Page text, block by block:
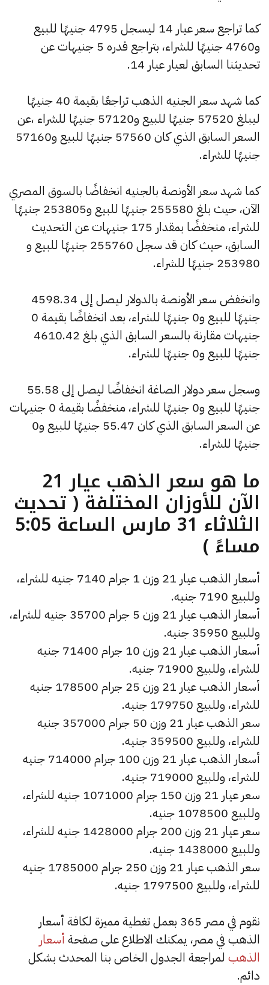
كما تراجع سعر عيار 14 ليسجل 4795 جنيهًا للبيع
و4760 جنيهًا للشراء، بتراجع قدره 5 جنيهات عن
تحديثنا السابق لعيار عيار 14.
كما شهد سعر الجنيه الذهب تراجعًا بقيمة 40 جنيهًا
ليبلغ 57520 جنيهًا للبيع و57120 جنيهًا للشراء ،عن
السعر السابق الذي كان 57560 جنيهًا للبيع و57160
جنيهًا للشراء.
كما شهد سعر الأونصة بالجنيه انخفاضًا بالسوق المصري
الآن، حيث بلغ 255580 جنيهًا للبيع و253805 جنيهًا
للشراء، منخفضًا بمقدار 175 جنيهات عن التحديث
السابق، حيث كان قد سجل 255760 جنيهًا للبيع و
253980 جنيهًا للشراء.
وانخفض سعر الأونصة بالدولار ليصل إلى 4598.34
جنيهًا للبيع و0 جنيهًا للشراء، بعد انخفاضًا بقيمة 0
جنيهات مقارنة بالسعر السابق الذي بلغ 4610.42
جنيهًا للبيع و0 جنيهًا للشراء.
وسجل سعر دولار الصاغة انخفاضًا ليصل إلى 55.58
جنيهًا للبيع و0 جنيهًا للشراء، منخفضًا بقيمة 0 جنيهات
عن السعر السابق الذي كان 55.47 جنيهًا للبيع و0
جنيهًا للشراء.
ما هو سعر الذهب عيار 21
الآن للأوزان المختلفة ( تحديث
الثلاثاء 31 مارس الساعة 5:05
مساءً )
أسعار الذهب عيار 21 وزن 1 جرام 7140 جنيه للشراء،
وللبيع 7190 جنيه.
أسعار الذهب عيار 21 وزن 5 جرام 35700 جنيه للشراء،
وللبيع 35950 جنيه.
أسعار الذهب عيار 21 وزن 10 جرام 71400 جنيه
للشراء، وللبيع 71900 جنيه.
أسعار الذهب عيار 21 وزن 25 جرام 178500 جنيه
للشراء، وللبيع 179750 جنيه.
سعر الذهب عيار 21 وزن 50 جرام 357000 جنيه
للشراء، وللبيع 359500 جنيه.
أسعار الذهب عيار 21 وزن 100 جرام 714000 جنيه
للشراء، وللبيع 719000 جنيه.
سعر عيار 21 وزن 150 جرام 1071000 جنيه للشراء،
وللبيع 1078500 جنيه.
سعر عيار 21 وزن 200 جرام 1428000 جنيه للشراء،
وللبيع 1438000 جنيه.
سعر الذهب عيار 21 وزن 250 جرام 1785000 جنيه
للشراء، وللبيع 1797500 جنيه.
نقوم في مصر 365 بعمل تغطية مميزة لكافة أسعار
الذهب في مصر، يمكنك الاطلاع على صفحة أسعار
الذهب لمراجعة الجدول الخاص بنا المحدث بشكل
دائم.